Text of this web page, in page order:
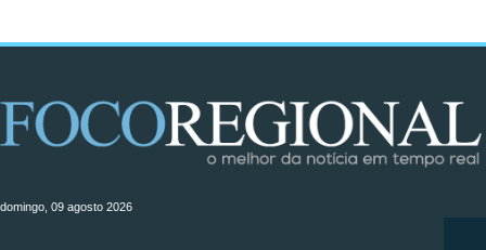
domingo, 09 agosto 2026